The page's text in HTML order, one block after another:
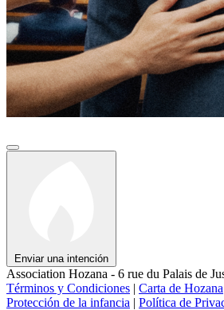
Enviar una intención
Association Hozana - 6 rue du Palais de
Términos y Condiciones | Carta de Hozana
Protección de la infancia | Política de